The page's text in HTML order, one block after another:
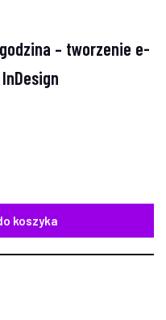
– tworzenie e-
koszyka